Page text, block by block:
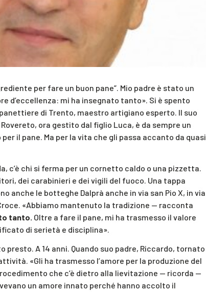
per fare un buon pane”. Mio padre è stato un
d’eccellenza: mi ha insegnato tanto». Si è spento
di Trento, maestro artigiano esperto. Il suo
ora gestito dal figlio Luca, è da sempre un
il pane. Ma per la vita che gli passa accanto da quasi
c’è chi si ferma per un cornetto caldo o una pizzetta.
dei carabinieri e dei vigili del fuoco. Una tappa
anche le botteghe Dalprà anche in via san Pio X, in via
«Abbiamo mantenuto la tradizione — racconta
tanto. Oltre a fare il pane, mi ha trasmesso il valore
di serietà e disciplina».
presto. A 14 anni. Quando suo padre, Riccardo, tornato
«Gli ha trasmesso l’amore per la produzione del
che c’è dietro alla lievitazione — ricorda —
un amore innato perché hanno accolto il